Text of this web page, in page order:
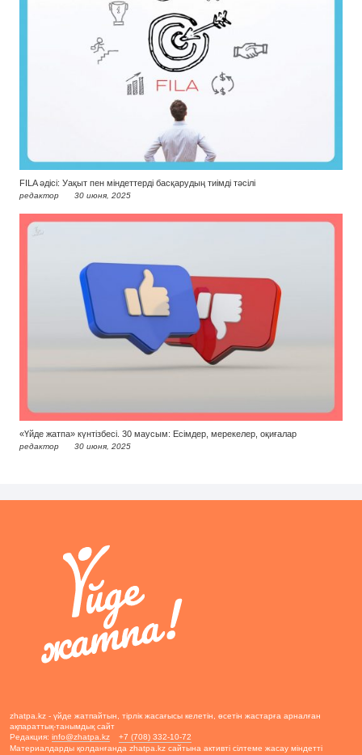
FILA әдісі: Уақыт пен міндеттерді басқарудың тиімді тәсілі
редактор 30 июня, 2025
«Үйде жатпа» күнтізбесі. 30 маусым: Есімдер, мерекелер, оқиғалар
редактор 30 июня, 2025
zhatpa.kz - үйде жатпайтын, тірлік жасағысы келетін, өсетін жастарға арналған
ақпараттық-танымдық сайт
Редакция: info@zhatpa.kz
+7 (708) 332-10-72
Материалдарды қолданғанда zhatpa.kz сайтына активті сілтеме жасау міндетті